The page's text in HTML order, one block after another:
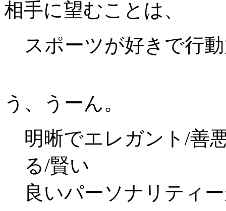
相手に望むことは、
スポーツが好きで行
う、うーん。
明晰でエレガント/善
る/賢
良いパーソナリティ